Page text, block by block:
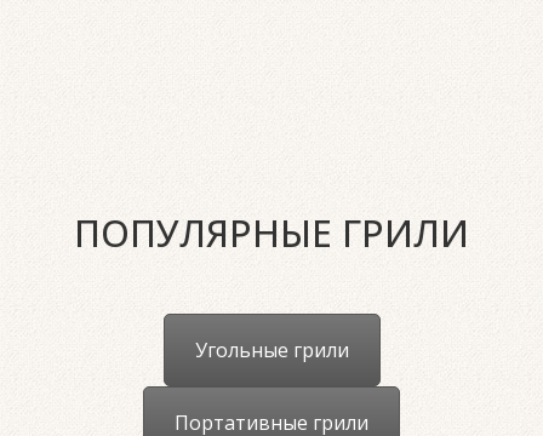
ПОПУЛЯРНЫЕ ГРИЛИ
Угольные грили
Портативные грили